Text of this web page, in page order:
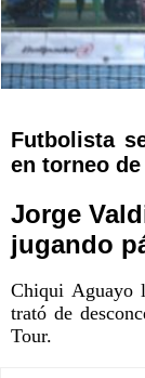
Futbolista
en torneo
Jorge
jugando
Chiqui Aguayo
trató de
Tour.